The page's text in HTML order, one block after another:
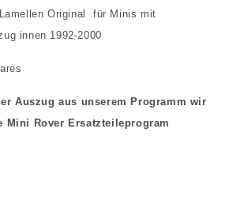
Original für Minis mit
innen 1992-2000
Auszug aus unserem Programm wir
Mini Rover Ersatzteileprogram